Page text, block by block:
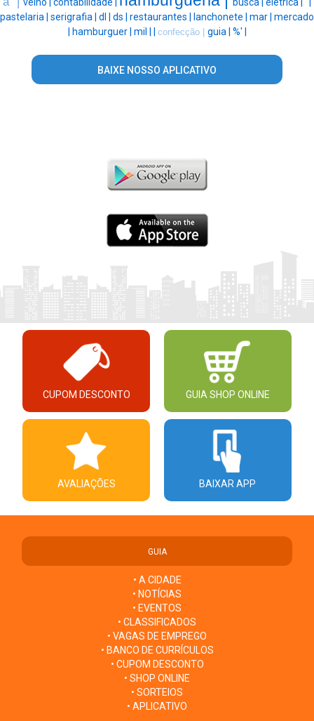
pastelaria | serigrafia | dl | ds | restaurantes | lanchonete | mar | mercado
| hamburguer | mil | | confecção | guia | %' |
BAIXE NOSSO APLICATIVO
CUPOM DESCONTO GUIA SHOP ONLINE
AVALIAÇÕES BAIXAR APP
GUIA
• A CIDADE
• NOTÍCIAS
• EVENTOS
• CLASSIFICADOS
• VAGAS DE EMPREGO
• BANCO DE CURRÍCULOS
• CUPOM DESCONTO
• SHOP ONLINE
• SORTEIOS
• APLICATIVO